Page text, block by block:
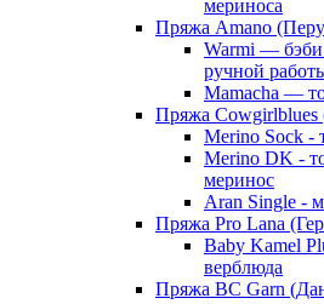
мериноса
Пряжа Amano
Warmi — бэби
ручной
Mamacha —
Пряжа
Merino Sock -
Merino DK -
меринос
Aran Single -
Пряжа Pro Lana
Baby Kamel
верблюда
Пряжа BC Garn